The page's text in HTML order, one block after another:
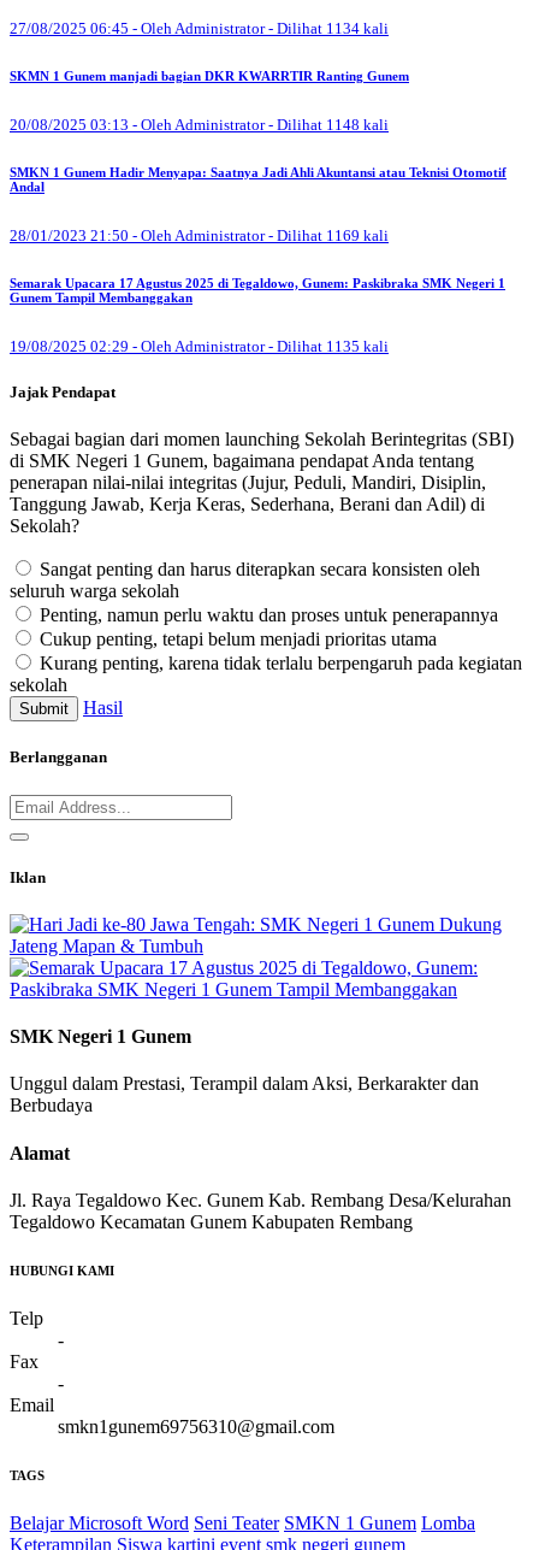
27/08/2025 06:45 - Oleh Administrator - Dilihat 1134 kali
SKMN 1 Gunem manjadi bagian DKR KWARRTIR Ranting Gunem
20/08/2025 03:13 - Oleh Administrator - Dilihat 1148 kali
SMKN 1 Gunem Hadir Menyapa: Saatnya Jadi Ahli Akuntansi atau Teknisi Otomotif
Andal
28/01/2023 21:50 - Oleh Administrator - Dilihat 1169 kali
Semarak Upacara 17 Agustus 2025 di Tegaldowo, Gunem: Paskibraka SMK Negeri 1
Gunem Tampil Membanggakan
19/08/2025 02:29 - Oleh Administrator - Dilihat 1135 kali
Jajak Pendapat
Sebagai bagian dari momen launching Sekolah Berintegritas (SBI)
di SMK Negeri 1 Gunem, bagaimana pendapat Anda tentang
penerapan nilai-nilai integritas (Jujur, Peduli, Mandiri, Disiplin,
Tanggung Jawab, Kerja Keras, Sederhana, Berani dan Adil) di
Sekolah?
Sangat penting dan harus diterapkan secara konsisten oleh
seluruh warga sekolah
Penting, namun perlu waktu dan proses untuk penerapannya
Cukup penting, tetapi belum menjadi prioritas utama
Kurang penting, karena tidak terlalu berpengaruh pada kegiatan
sekolah
Submit Hasil
Berlangganan
Iklan
SMK Negeri 1 Gunem
Unggul dalam Prestasi, Terampil dalam Aksi, Berkarakter dan
Berbudaya
Alamat
Jl. Raya Tegaldowo Kec. Gunem Kab. Rembang Desa/Kelurahan
Tegaldowo Kecamatan Gunem Kabupaten Rembang
HUBUNGI KAMI
Telp
-
Fax
-
Email
smkn1gunem69756310@gmail.com
TAGS
Belajar Microsoft Word Seni Teater SMKN 1 Gunem Lomba
Keterampilan Siswa kartini event smk negeri gunem